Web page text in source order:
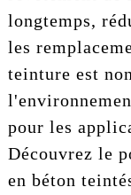
longtemps,
les
teinture est
pour les
Découvrez le
en béton